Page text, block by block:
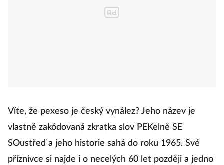
Víte, že pexeso je český vynález? Jeho název je
vlastně zakódovaná zkratka slov PEKelně SE
SOustřeď a jeho historie sahá do roku 1965. Své
příznivce si najde i o necelých 60 let později a jedno